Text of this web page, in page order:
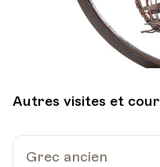
Autres visites et
Grec ancien